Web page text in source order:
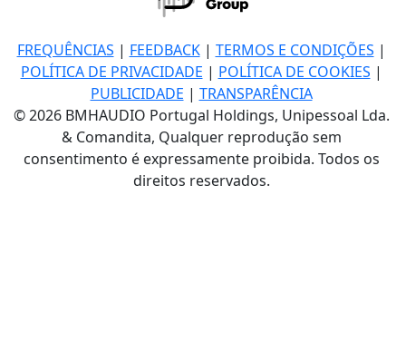
FREQUÊNCIAS | FEEDBACK| TERMOS E CONDIÇÕES |
POLÍTICA DE PRIVACIDADE | POLÍTICA DE COOKIES |
PUBLICIDADE | TRANSPARÊNCIA
© 2026 BMHAUDIO Portugal Holdings, Unipessoal Lda.
& Comandita, Qualquer reprodução sem
consentimento é expressamente proibida. Todos os
direitos reservados.